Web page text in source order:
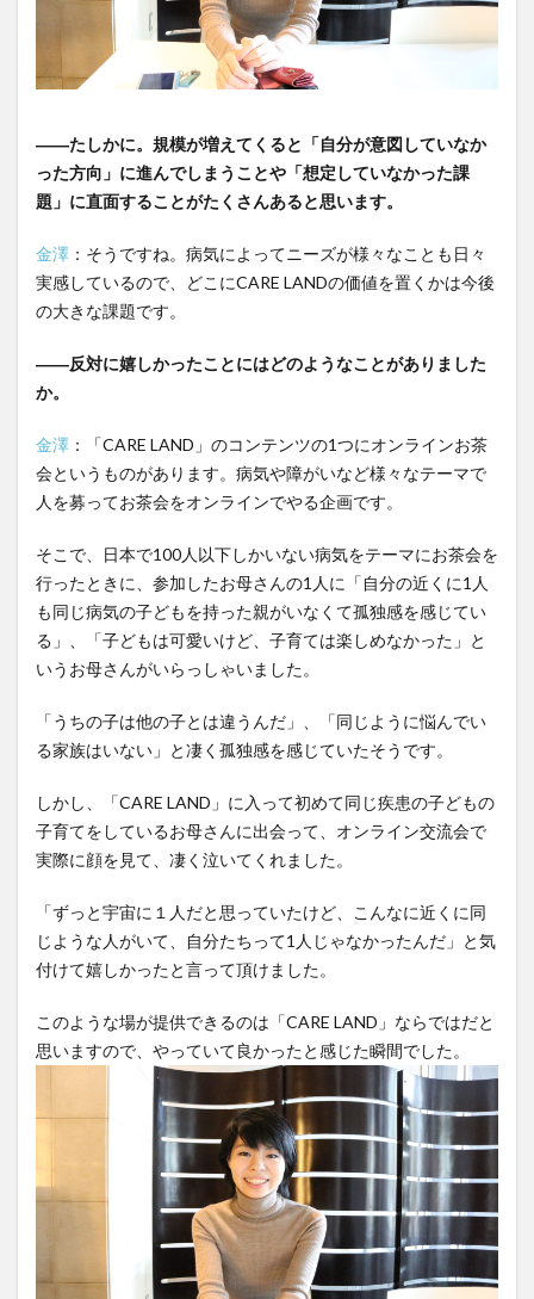
――たしかに。規模が増えてくると「自分が意図していなか
った方向」に進んでしまうことや「想定していなかった課
題」に直面することがたくさんあると思います。
金澤 ：そうですね。病気によってニーズが様々なことも日々
実感しているので、どこにCARE LANDの価値を置くかは今後
の大きな課題です。
――反対に嬉しかったことにはどのようなことがありました
か。
金澤 ：「CARE LAND」のコンテンツの1つにオンラインお茶
会というものがあります。病気や障がいなど様々なテーマで
人を募ってお茶会をオンラインでやる企画です。
そこで、日本で100人以下しかいない病気をテーマにお茶会を
行ったときに、参加したお母さんの1人に「自分の近くに1人
も同じ病気の子どもを持った親がいなくて孤独感を感じてい
る」、「子どもは可愛いけど、子育ては楽しめなかった」と
いうお母さんがいらっしゃいました。
「うちの子は他の子とは違うんだ」、「同じように悩んでい
る家族はいない」と凄く孤独感を感じていたそうです。
しかし、「CARE LAND」に入って初めて同じ疾患の子どもの
子育てをしているお母さんに出会って、オンライン交流会で
実際に顔を見て、凄く泣いてくれました。
「ずっと宇宙に１人だと思っていたけど、こんなに近くに同
じような人がいて、自分たちって1人じゃなかったんだ」と気
付けて嬉しかったと言って頂けました。
このような場が提供できるのは「CARE LAND」ならではだと
思いますので、やっていて良かったと感じた瞬間でした。